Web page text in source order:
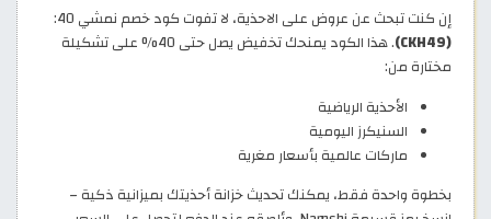
إن كنت تبحث عن عروض على الاحذية، لا تفوت كود خصم نمشي 40:
(CKH49)
. هذا الكود يمنحك تخفيض يصل حتى 40% على تشكيلة
مختارة من:
الأحذية الرياضية
السنيكرز اليومية
ماركات عالمية بأسعار مغرية
بخطوة واحدة فقط، يمكنك تحديث خزانة أحذيتك بميزانية ذكية –